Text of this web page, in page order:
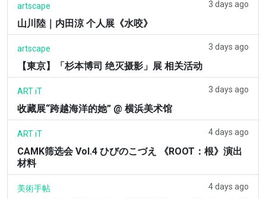
artscape 3 days ago
山川陸｜内田涼 个人展《水咬》
artscape 3 days ago
【東京】「杉本博司 绝灭摄影」展 相关活动
ART iT 3 days ago
收藏展“跨越海洋的她” @ 横浜美术馆
ART iT 4 days ago
CAMK筛选会 Vol.4 ひびのこづえ 《ROOT：根》演出
材料
美術手帖 4 days ago